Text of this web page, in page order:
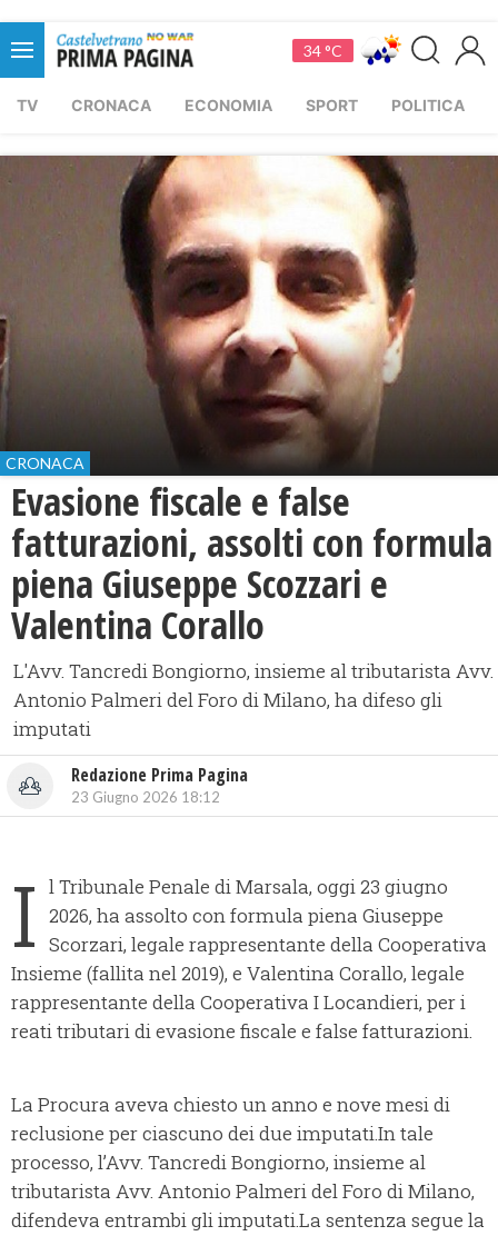
34 °C
TV CRONACA ECONOMIA SPORT POLITICA
CRONACA
Evasione fiscale e false
fatturazioni, assolti con formula
piena Giuseppe Scozzari e
Valentina Corallo
L'Avv. Tancredi Bongiorno, insieme al tributarista Avv.
Antonio Palmeri del Foro di Milano, ha difeso gli
imputati
Redazione Prima Pagina
23 Giugno 2026 18:12
I l Tribunale Penale di Marsala, oggi 23 giugno
2026, ha assolto con formula piena Giuseppe
Scorzari, legale rappresentante della Cooperativa
Insieme (fallita nel 2019), e Valentina Corallo, legale
rappresentante della Cooperativa I Locandieri, per i
reati tributari di evasione fiscale e false fatturazioni.
La Procura aveva chiesto un anno e nove mesi di
reclusione per ciascuno dei due imputati.In tale
processo, l’Avv. Tancredi Bongiorno, insieme al
tributarista Avv. Antonio Palmeri del Foro di Milano,
difendeva entrambi gli imputati.La sentenza segue la